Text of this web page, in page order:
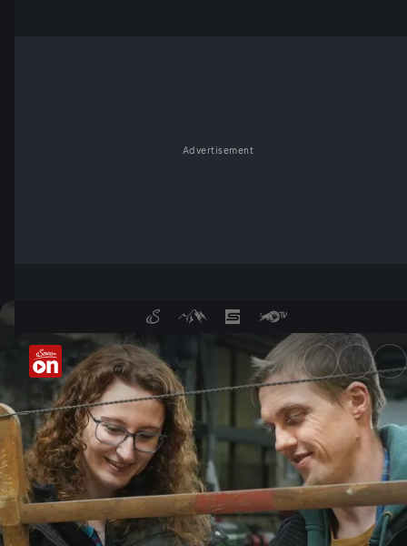
Advertisement
Was steckt in der